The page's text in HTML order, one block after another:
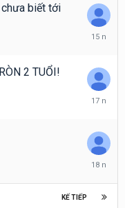
2009
chưa biết tới
Tháng
2011
2 TUỔI!
Tháng
2009
Tháng
9,
2008
KẾ TIẾP